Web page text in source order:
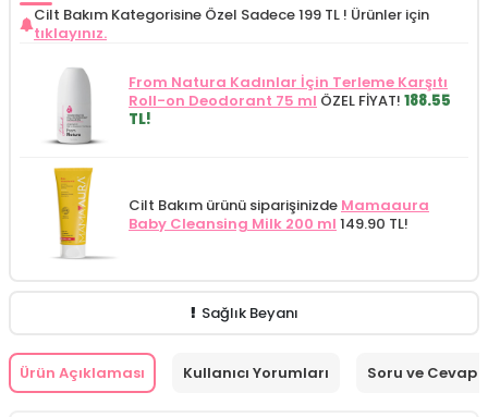
Cilt Bakım Kategorisine Özel Sadece 199 TL ! Ürünler için
tıklayınız.
From Natura Kadınlar İçin Terleme Karşıtı
Roll-on Deodorant 75 ml ÖZEL FİYAT! 188.55
TL!
Cilt Bakım ürünü siparişinizde Mamaaura
Baby Cleansing Milk 200 ml 149.90 TL!
Sağlık Beyanı
Ürün Açıklaması Kullanıcı Yorumları Soru ve Cevap